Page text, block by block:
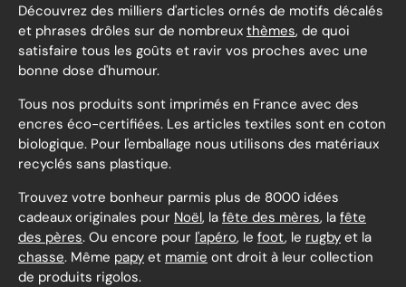
Découvrez des milliers d'articles ornés de motifs décalés
et phrases drôles sur de nombreux thèmes, de quoi
satisfaire tous les goûts et ravir vos proches avec une
bonne dose d'humour.
Tous nos produits sont imprimés en France avec des
encres éco-certifiées. Les articles textiles sont en coton
biologique. Pour l'emballage nous utilisons des matériaux
recyclés sans plastique.
Trouvez votre bonheur parmis plus de 8000 idées
cadeaux originales pour Noël, la fête des mères, la fête
des pères. Ou encore pour l'apéro, le foot, le rugby et la
chasse. Même papy et mamie ont droit à leur collection
de produits rigolos.